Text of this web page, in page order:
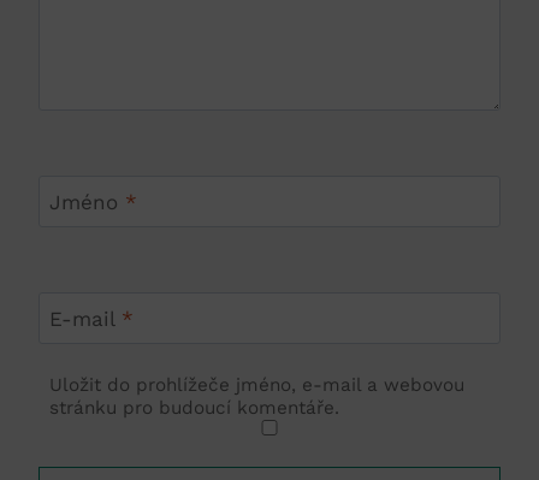
Jméno *
E-mail *
Uložit do prohlížeče jméno, e-mail a webovou
stránku pro budoucí komentáře.